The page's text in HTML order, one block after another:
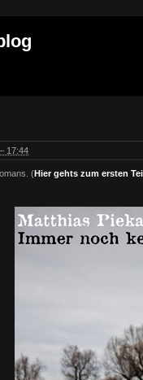
17:44
(Hier gehts zum ersten